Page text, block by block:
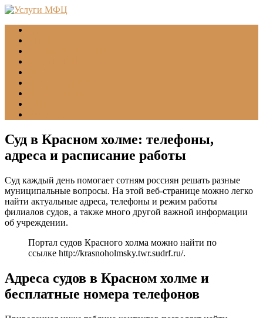
Суд в Красном холме: телефоны,
адреса и расписание работы
Суд каждый день помогает сотням россиян решать разные
муниципальные вопросы. На этой веб-странице можно легко
найти актуальные адреса, телефоны и режим работы
филиалов судов, а также много другой важной информации
об учреждении.
Портал судов Красного холма можно найти по
ссылке http://krasnoholmsky.twr.sudrf.ru/.
Адреса судов в Красном холме и
бесплатные номера телефонов